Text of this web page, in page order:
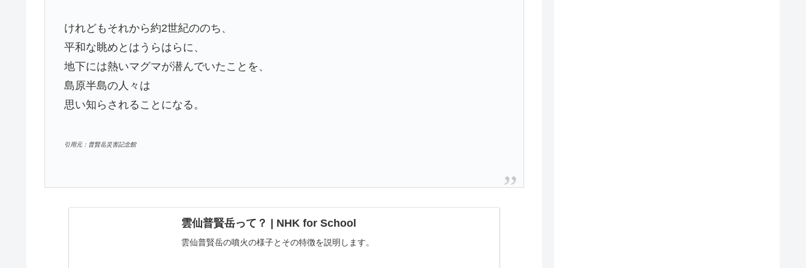
けれどもそれから約2世紀ののち、
平和な眺めとはうらはらに、
地下には熱いマグマが潜んでいたことを、
島原半島の人々は
思い知らされることになる。
引用元：普賢岳災害記念館
雲仙普賢岳って？ | NHK for School
雲仙普賢岳の噴火の様子とその特徴を説明します。